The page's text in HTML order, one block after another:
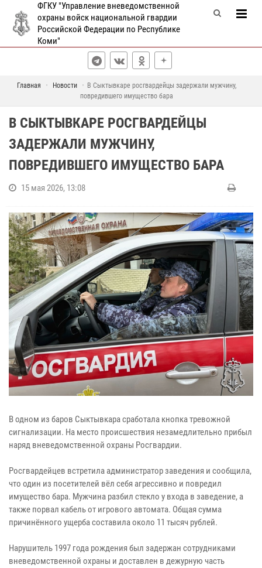
ФГКУ "Управление вневедомственной
охраны войск национальной гвардии
Российской Федерации по Республике
Коми"
Главная Новости
В Сыктывкаре росгвардейцы задержали мужчину,
повредившего имущество бара
В СЫКТЫВКАРЕ РОСГВАРДЕЙЦЫ
ЗАДЕРЖАЛИ МУЖЧИНУ,
ПОВРЕДИВШЕГО ИМУЩЕСТВО БАРА
15 мая 2026, 13:08
В одном из баров Сыктывкара сработала кнопка тревожной
сигнализации. На место происшествия незамедлительно прибыл
наряд вневедомственной охраны Росгвардии.
Росгвардейцев встретила администратор заведения и сообщила,
что один из посетителей вёл себя агрессивно и повредил
имущество бара. Мужчина разбил стекло у входа в заведение, а
также порвал кабель от игрового автомата. Общая сумма
причинённого ущерба составила около 11 тысяч рублей.
Нарушитель 1997 года рождения был задержан сотрудниками
вневедомственной охраны и доставлен в дежурную часть